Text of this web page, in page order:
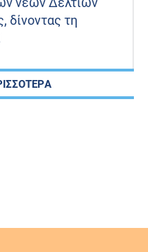
δίνοντας τη